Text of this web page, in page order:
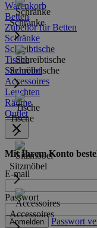
Warenkorb
Schränke
Schreibtische
Tische
Sitzmöbel
Accessoires
Betten
Zubehör für Betten
Schränke
Schreibtische
Tische
Sitzmöbel
Accessoires
Leuchten
Räume
Outlet
Mit Ihrem Konto
E-mail
Passwort
Anmelden Passwort